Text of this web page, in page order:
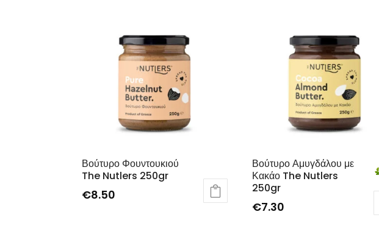
Βούτυρο Φουντουκιού
The Nutlers 250gr
€8.50
Βούτυρο Αμυγδάλου με
Κακάο The Nutlers
250gr
€7.30